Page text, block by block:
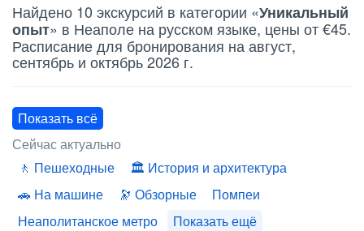
Найдено 10 экскурсий в категории «Уникальный
опыт» в Неаполе на русском языке, цены от €45.
Расписание для бронирования на август,
сентябрь и октябрь 2026 г.
Показать всё
Сейчас актуально
Пешеходные
История и архитектура
На машине
Обзорные
Помпеи
Неаполитанское метро
Показать ещё